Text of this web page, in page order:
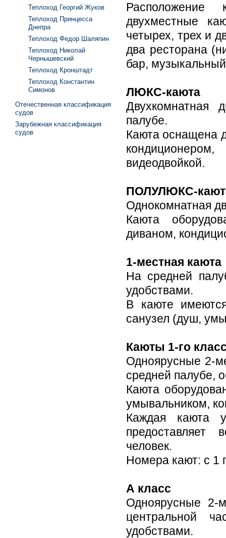
двухместные
четырех, трех и
два ресторана
бар,
ЛЮКС-каюта
Двухкомнатная
палубе.
Каюта оснащена
видеодвойкой.
ПОЛУЛЮКС-
Однокомнатная
Каюта
диваном,
1-местная каюта
На средней
удобствами.
В каюте
санузел (душ,
Каюты 1-го
Одноярусные 2-
средней палубе,
Каюта
умывальником,
Каждая каюта
предоставляет
человек.
Номера кают: с
А класс
Одноярусные 2-
центральной
удобствами.
Теплоход Георгий Жуков
Теплоход Принцесса
Днепра
Теплоход Федор Шаляпин
Теплоход Николай
Чернышевский
Теплоход Кронштадт
Теплоход Константин
Симонов
Отечественная классификация
судов
Зарубежная классификация
судов